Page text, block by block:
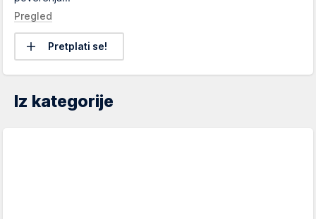
Pregled
Pretplati se!
Iz kategorije